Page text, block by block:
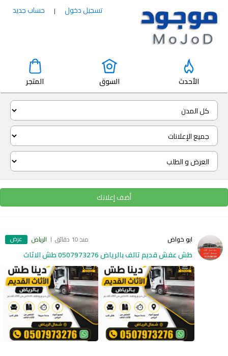
تسجيل دخول | حساب جديد
الأحدث السوق المتجر
أضف إعلانك
ابو خواض منذ 10 دقائق الرياض عرض
طش عفش قديم تالف بالرياض 0507973276 طش الاثاث